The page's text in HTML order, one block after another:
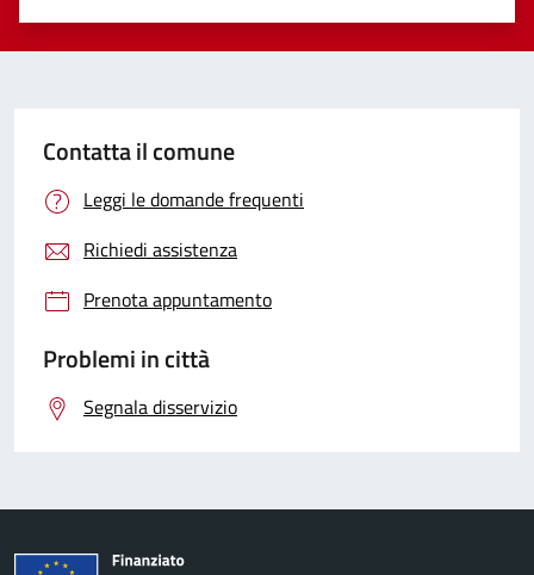
Valuta 5 stelle su 5
Valuta 4 stelle su 5
Valuta 3 stelle su 5
Valuta 2 stelle su 5
Valuta 1 stelle su 5
Contatta il comune
Leggi le domande frequenti
Richiedi assistenza
Prenota appuntamento
Problemi in città
Segnala disservizio